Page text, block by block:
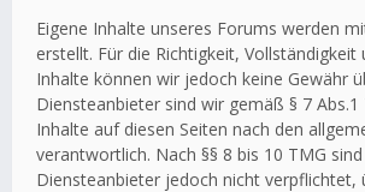
Eigene Inhalte unseres Forums werden
erstellt. Für die Richtigkeit,
Inhalte können wir jedoch keine Gewähr
Diensteanbieter sind wir gemäß § 7
Inhalte auf diesen Seiten nach den
verantwortlich. Nach §§ 8 bis 10 TMG
Diensteanbieter jedoch nicht